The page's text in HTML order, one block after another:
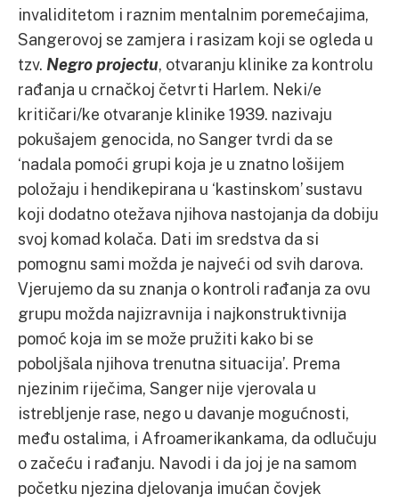
invaliditetom i raznim mentalnim poremećajima,
Sangerovoj se zamjera i rasizam koji se ogleda u
tzv. Negro projectu, otvaranju klinike za kontrolu
rađanja u crnačkoj četvrti Harlem. Neki/e
kritičari/ke otvaranje klinike 1939. nazivaju
pokušajem genocida, no Sanger tvrdi da se
‘nadala pomoći grupi koja je u znatno lošijem
položaju i hendikepirana u ‘kastinskom’ sustavu
koji dodatno otežava njihova nastojanja da dobiju
svoj komad kolača. Dati im sredstva da si
pomognu sami možda je najveći od svih darova.
Vjerujemo da su znanja o kontroli rađanja za ovu
grupu možda najizravnija i najkonstruktivnija
pomoć koja im se može pružiti kako bi se
poboljšala njihova trenutna situacija’. Prema
njezinim riječima, Sanger nije vjerovala u
istrebljenje rase, nego u davanje mogućnosti,
među ostalima, i Afroamerikankama, da odlučuju
o začeću i rađanju. Navodi i da joj je na samom
početku njezina djelovanja imućan čovjek